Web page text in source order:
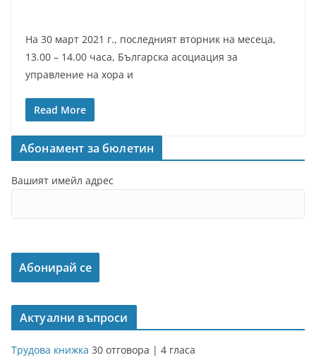
На 30 март 2021 г., последният вторник на месеца,
13.00 – 14.00 часа, Българска асоциация за
управление на хора и
Read More
Абонамент за бюлетин
Вашият имейл адрес
Актуални въпроси
Трудова книжка 30 отговора | 4 гласа